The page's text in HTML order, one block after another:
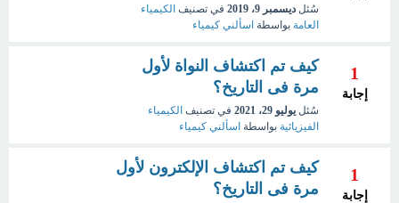
سُئل ديسمبر 9، 2019 في تصنيف الكيمياء
العامة بواسطة اسألني كيمياء
1
إجابة
كيف تم اكتشاف النواة لأول
مرة فى التاريخ؟
سُئل يوليو 29، 2021 في تصنيف الكيمياء
الفيزيائية بواسطة اسألني كيمياء
1
إجابة
كيف تم اكتشاف الإلكترون لأول
مرة فى التاريخ؟